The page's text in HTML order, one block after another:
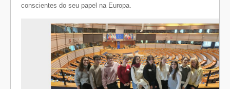
conscientes do seu papel na Europa.